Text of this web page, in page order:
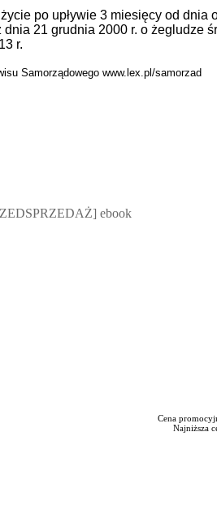
po upływie 3 miesięcy od dnia
21 grudnia 2000 r. o żegludze
r.
Samorządowego www.lex.pl/samorzad
ebook
Cena
Najniższa